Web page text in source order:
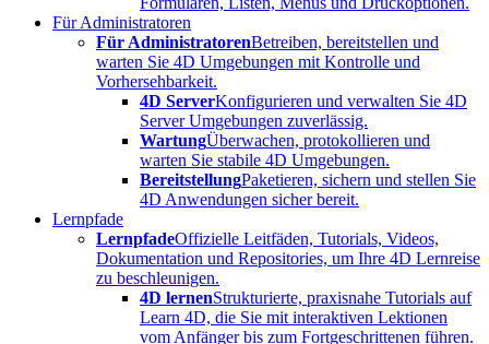
Für Administratoren
Für AdministratorenBetreiben, bereitstellen und
warten Sie 4D Umgebungen mit Kontrolle und
Vorhersehbarkeit.
4D ServerKonfigurieren und verwalten Sie 4D
Server Umgebungen zuverlässig.
WartungÜberwachen, protokollieren und
warten Sie stabile 4D Umgebungen.
BereitstellungPaketieren, sichern und stellen Sie
4D Anwendungen sicher bereit.
Lernpfade
LernpfadeOffizielle Leitfäden, Tutorials, Videos,
Dokumentation und Repositories, um Ihre 4D Lernreise
zu beschleunigen.
4D lernenStrukturierte, praxisnahe Tutorials auf
Learn 4D, die Sie mit interaktiven Lektionen
vom Anfänger bis zum Fortgeschrittenen führen.